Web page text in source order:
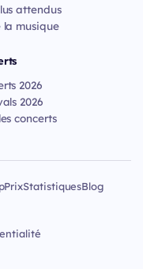
attendus
la musique
2026
2026
concerts
PrixStatistiquesBlog